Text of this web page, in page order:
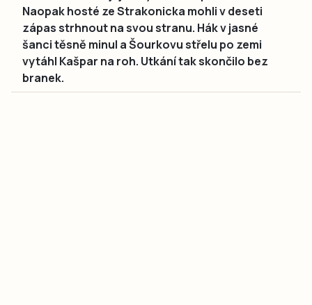
Naopak hosté ze Strakonicka mohli v deseti
zápas strhnout na svou stranu. Hák v jasné
šanci těsně minul a Šourkovu střelu po zemi
vytáhl Kašpar na roh. Utkání tak skončilo bez
branek.